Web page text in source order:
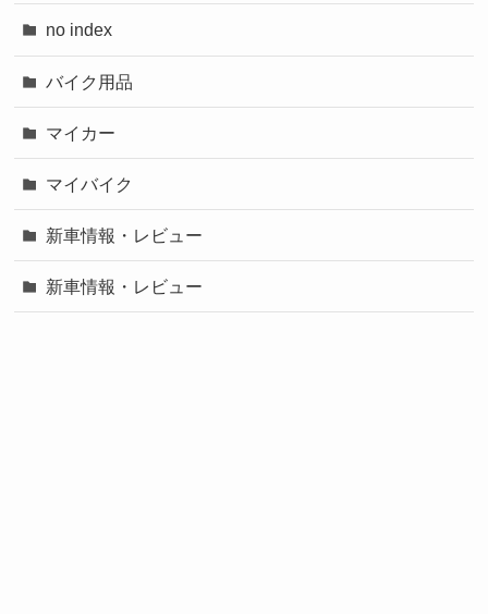
no index
バイク用品
マイカー
マイバイク
新車情報・レビュー
新車情報・レビュー